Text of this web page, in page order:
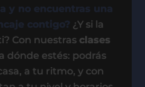
y no encuentras una
contigo? ¿Y si la
Con nuestras clases
dónde estés: podrás
a tu ritmo, y con